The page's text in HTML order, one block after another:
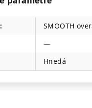
:
SMOOTH
—
Hnedá